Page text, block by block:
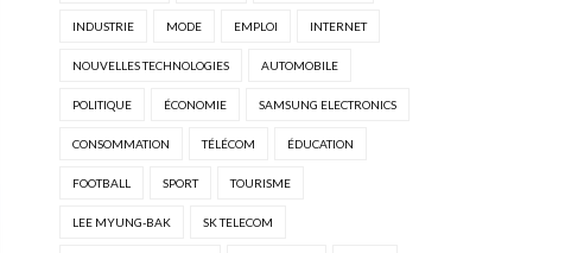
INDUSTRIE MODE EMPLOI INTERNET
NOUVELLES TECHNOLOGIES AUTOMOBILE
POLITIQUE ÉCONOMIE SAMSUNG ELECTRONICS
CONSOMMATION TÉLÉCOM ÉDUCATION
FOOTBALL SPORT TOURISME
LEE MYUNG-BAK SK TELECOM